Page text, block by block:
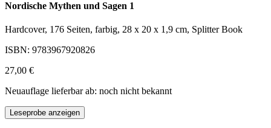
Nordische Mythen und Sagen 1
Hardcover, 176 Seiten, farbig, 28 x 20 x 1,9 cm, Splitter Book
ISBN: 9783967920826
27,00 €
Neuauflage lieferbar ab: noch nicht bekannt
Leseprobe anzeigen